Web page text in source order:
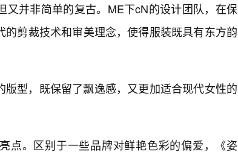
又并非简单的复古。ME下cN的设计团队，在保
剪裁技术和审美理念，使得服装既具有东方韵
型，既保留了飘逸感，又更加适合现代女性的
点。区别于一些品牌对鲜艳色彩的偏爱，《姿